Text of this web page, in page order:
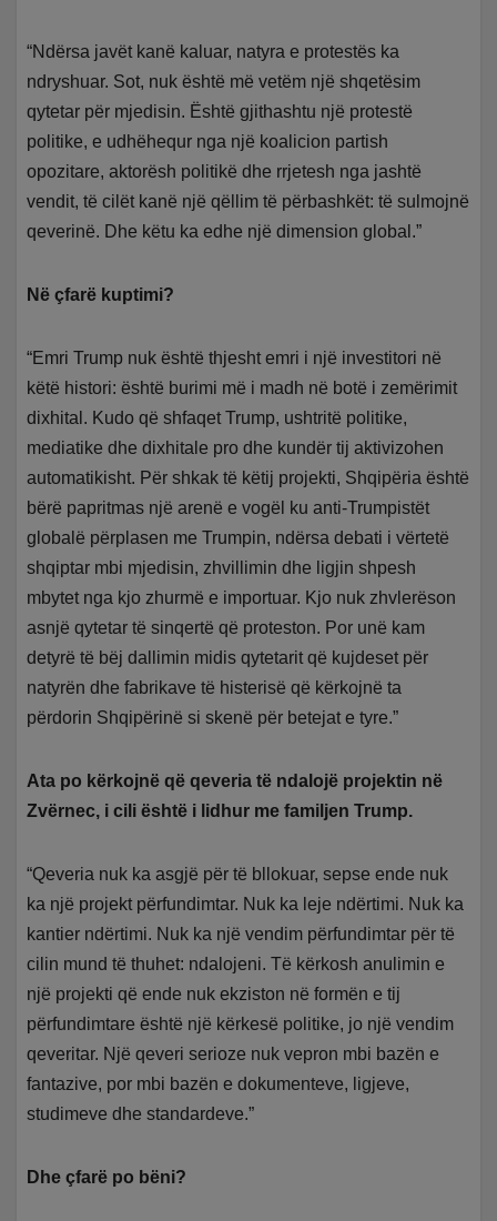
“Ndërsa javët kanë kaluar, natyra e protestës ka
ndryshuar. Sot, nuk është më vetëm një shqetësim
qytetar për mjedisin. Është gjithashtu një protestë
politike, e udhëhequr nga një koalicion partish
opozitare, aktorësh politikë dhe rrjetesh nga jashtë
vendit, të cilët kanë një qëllim të përbashkët: të sulmojnë
qeverinë. Dhe këtu ka edhe një dimension global.”
Në çfarë kuptimi?
“Emri Trump nuk është thjesht emri i një investitori në
këtë histori: është burimi më i madh në botë i zemërimit
dixhital. Kudo që shfaqet Trump, ushtritë politike,
mediatike dhe dixhitale pro dhe kundër tij aktivizohen
automatikisht. Për shkak të këtij projekti, Shqipëria është
bërë papritmas një arenë e vogël ku anti-Trumpistët
globalë përplasen me Trumpin, ndërsa debati i vërtetë
shqiptar mbi mjedisin, zhvillimin dhe ligjin shpesh
mbytet nga kjo zhurmë e importuar. Kjo nuk zhvlerëson
asnjë qytetar të sinqertë që proteston. Por unë kam
detyrë të bëj dallimin midis qytetarit që kujdeset për
natyrën dhe fabrikave të histerisë që kërkojnë ta
përdorin Shqipërinë si skenë për betejat e tyre.”
Ata po kërkojnë që qeveria të ndalojë projektin në
Zvërnec, i cili është i lidhur me familjen Trump.
“Qeveria nuk ka asgjë për të bllokuar, sepse ende nuk
ka një projekt përfundimtar. Nuk ka leje ndërtimi. Nuk ka
kantier ndërtimi. Nuk ka një vendim përfundimtar për të
cilin mund të thuhet: ndalojeni. Të kërkosh anulimin e
një projekti që ende nuk ekziston në formën e tij
përfundimtare është një kërkesë politike, jo një vendim
qeveritar. Një qeveri serioze nuk vepron mbi bazën e
fantazive, por mbi bazën e dokumenteve, ligjeve,
studimeve dhe standardeve.”
Dhe çfarë po bëni?